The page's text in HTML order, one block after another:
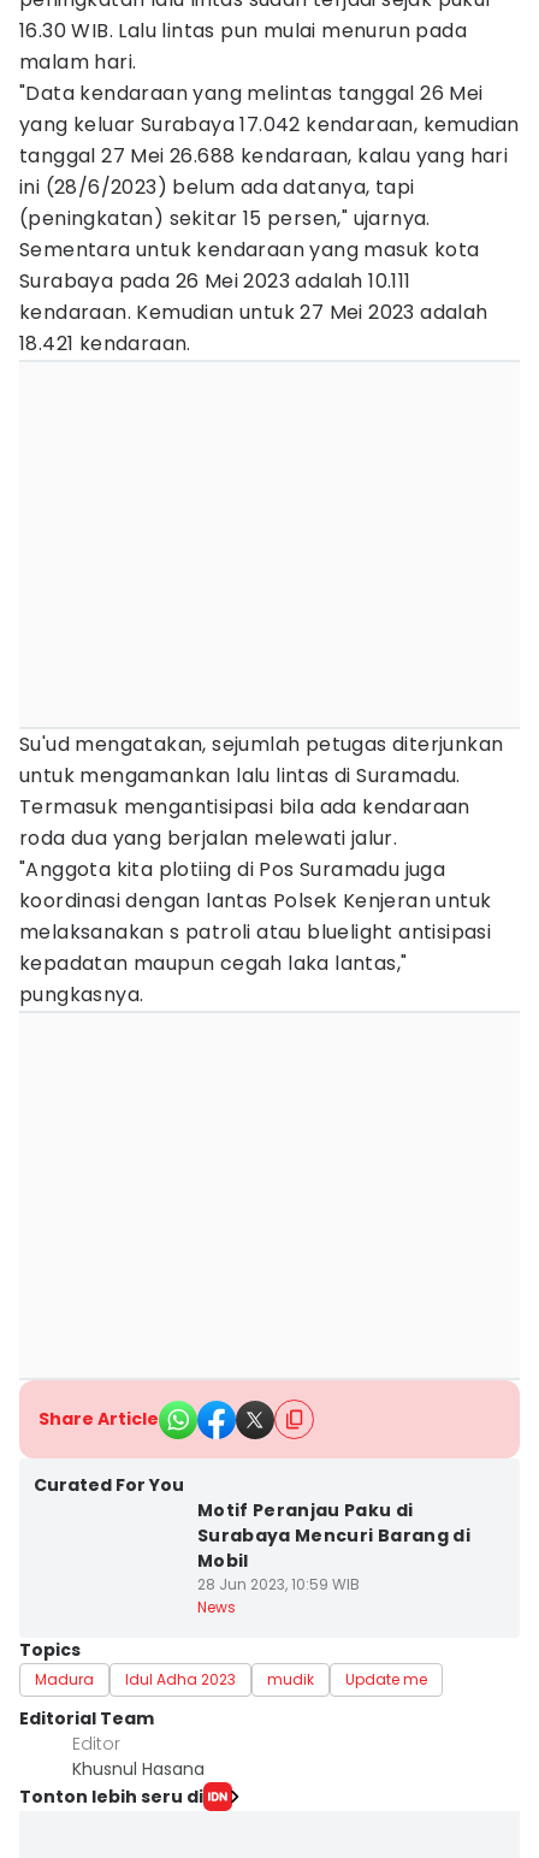
16.30 WIB. Lalu lintas pun mulai menurun pada
malam hari.
"Data kendaraan yang melintas tanggal 26 Mei
yang keluar Surabaya 17.042 kendaraan, kemudian
tanggal 27 Mei 26.688 kendaraan, kalau yang hari
ini (28/6/2023) belum ada datanya, tapi
(peningkatan) sekitar 15 persen," ujarnya.
Sementara untuk kendaraan yang masuk kota
Surabaya pada 26 Mei 2023 adalah 10.111
kendaraan. Kemudian untuk 27 Mei 2023 adalah
18.421 kendaraan.
Su'ud mengatakan, sejumlah petugas diterjunkan
untuk mengamankan lalu lintas di Suramadu.
Termasuk mengantisipasi bila ada kendaraan
roda dua yang berjalan melewati jalur.
"Anggota kita plotiing di Pos Suramadu juga
koordinasi dengan lantas Polsek Kenjeran untuk
melaksanakan s patroli atau bluelight antisipasi
kepadatan maupun cegah laka lantas,"
pungkasnya.
Share Article
Curated For You
Motif Peranjau Paku di
Surabaya Mencuri Barang di
Mobil
28 Jun 2023, 10:59 WIB
News
Topics
Madura Idul Adha 2023 mudik Update me
Editorial Team
Editor
Khusnul Hasana
Tonton lebih seru di